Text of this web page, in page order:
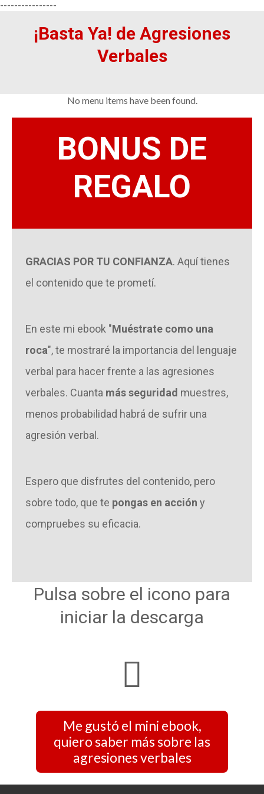
----------------
¡Basta Ya! de Agresiones
Verbales
No menu items have been found.
BONUS DE
REGALO
GRACIAS POR TU CONFIANZA. Aquí tienes
el contenido que te prometí.
En este mi ebook "Muéstrate como una
roca", te mostraré la importancia del lenguaje
verbal para hacer frente a las agresiones
verbales. Cuanta más seguridad muestres,
menos probabilidad habrá de sufrir una
agresión verbal.
Espero que disfrutes del contenido, pero
sobre todo, que te pongas en acción y
compruebes su eficacia.
Pulsa sobre el icono para
iniciar la descarga
Me gustó el mini ebook,
quiero saber más sobre las
agresiones verbales